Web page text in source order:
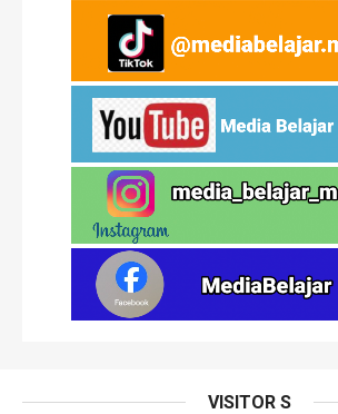
VISITOR S